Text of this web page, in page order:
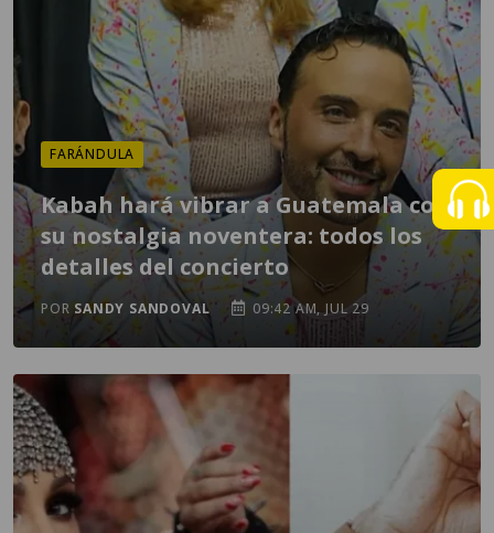
FARÁNDULA
Kabah hará vibrar a Guatemala con
su nostalgia noventera: todos los
detalles del concierto
POR SANDY SANDOVAL 09:42 AM, JUL 29